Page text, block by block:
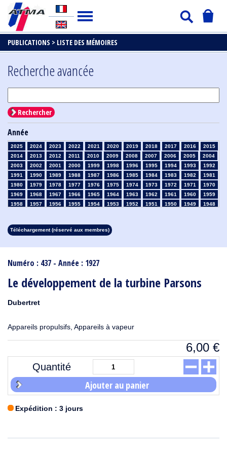
PUBLICATIONS > LISTE DES MÉMOIRES
Numéro : 437 - Année : 1927
Le développement de la turbine Parsons
Dubertret
Appareils propulsifs, Appareils à vapeur
6,00 €
Quantité
Ajouter au panier
Expédition : 3 jours
Recherche avancée
Rechercher
Année
2025 2024 2023 2022 2021 2020 2019 2018 2017 2016
2015
2014
2013 2012 2011 2010 2009 2008 2007 2006 2005
2004
2003
2002 2001 2000 1999 1998 1996 1995 1994 1993
1992
1991
1990 1989 1988 1987 1986 1985 1984 1983 1982
1981
1980
1979 1978 1977 1976 1975 1974 1973 1972 1971
1970
1969
1968 1967 1966 1965 1964 1963 1962 1961 1960
1959
1958
1957 1956 1955 1954 1953 1952 1951 1950 1949
1948
1913
1912 1911 1910 1909 1908
Téléchargement (réservé aux membres)